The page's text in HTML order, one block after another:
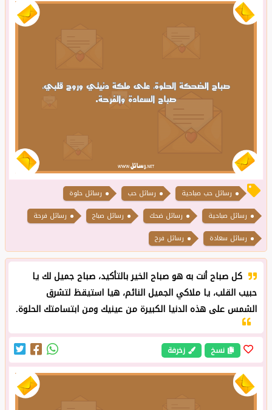
رسائل حب صباحية رسائل حب
رسائل حلوة
رسائل صباحية
رسائل ضحك رسائل صباح
رسائل فرحة
رسائل سعادة
رسائل فرح
كل صباح أنت به هو صباح الخير بالتأكيد، صباح جميل لك يا
حبيب القلب، يا ملاكي الجميل النائم، هيا استيقظ لتشرق
الشمس على هذه الدنيا الكبيرة من عينيك ومن ابتسامتك الحلوة.
نسخ زخرفة